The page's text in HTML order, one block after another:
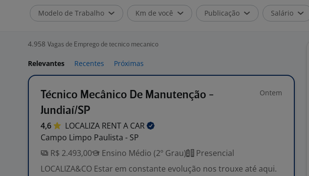
Modelo de Trabalho Km de você Publicação Salário
4.958 Vagas de Emprego de tecnico mecanico
Relevantes Recentes Próximas
Técnico Mecânico De Manutenção -
Jundiaí/SP
Ontem
4,6 LOCALIZA RENT A CAR
Campo Limpo Paulista - SP
R$ 2.493,00
Ensino Médio (2º Grau)
Presencial
LOCALIZA&CO Estar em constante evolução nos trouxe até aqui.